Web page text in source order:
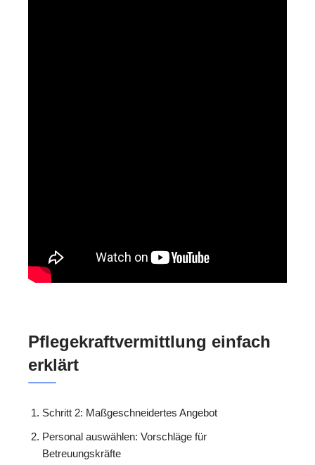
Pflegekraftvermittlung einfach
erklärt
Schritt 2: Maßgeschneidertes Angebot
Personal auswählen: Vorschläge für
Betreuungskräfte